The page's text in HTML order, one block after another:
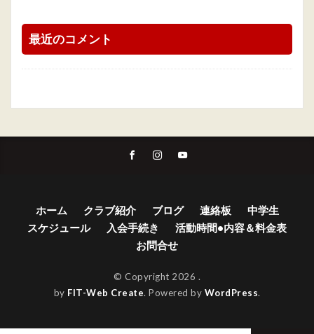
最近のコメント
ホーム クラブ紹介 ブログ 連絡板
中学生
スケジュール
入会手続き
活動時間•内容＆料金表
お問合せ
© Copyright 2026 .
by FIT-Web Create. Powered by WordPress.